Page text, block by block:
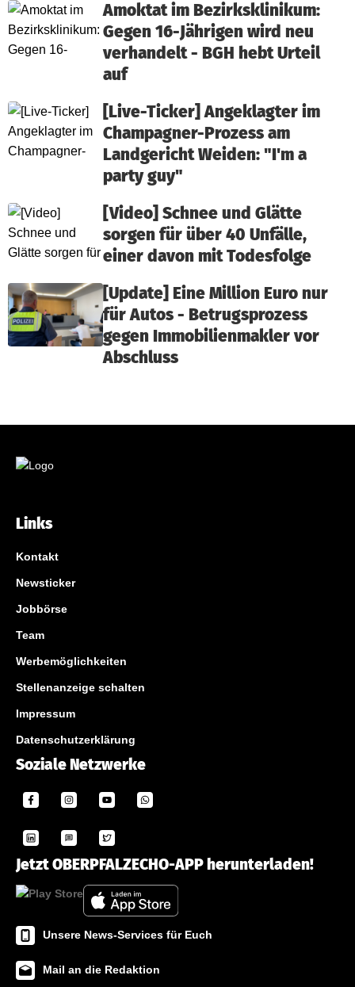
Amoktat im Bezirksklinikum:
Gegen 16-Jährigen wird neu
verhandelt - BGH hebt Urteil
auf
[Live-Ticker] Angeklagter im
Champagner-Prozess am
Landgericht Weiden: "I'm a
party guy"
[Video] Schnee und Glätte
sorgen für über 40 Unfälle,
einer davon mit Todesfolge
[Update] Eine Million Euro nur
für Autos - Betrugsprozess
gegen Immobilienmakler vor
Abschluss
Links
Kontakt
Newsticker
Jobbörse
Team
Werbemöglichkeiten
Stellenanzeige schalten
Impressum
Datenschutzerklärung
Soziale Netzwerke
Jetzt OBERPFALZECHO-APP herunterladen!
Unsere News-Services für Euch
Mail an die Redaktion